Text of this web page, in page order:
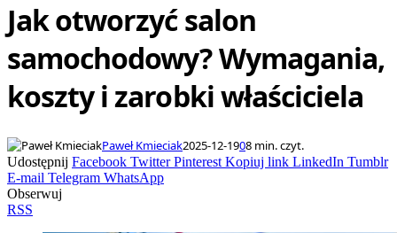
Jak otworzyć salon
samochodowy? Wymagania,
koszty i zarobki właściciela
Paweł Kmieciak2025-12-1908 min. czyt.
Udostępnij Facebook Twitter Pinterest Kopiuj link LinkedIn Tumblr
E-mail Telegram WhatsApp
Obserwuj
RSS